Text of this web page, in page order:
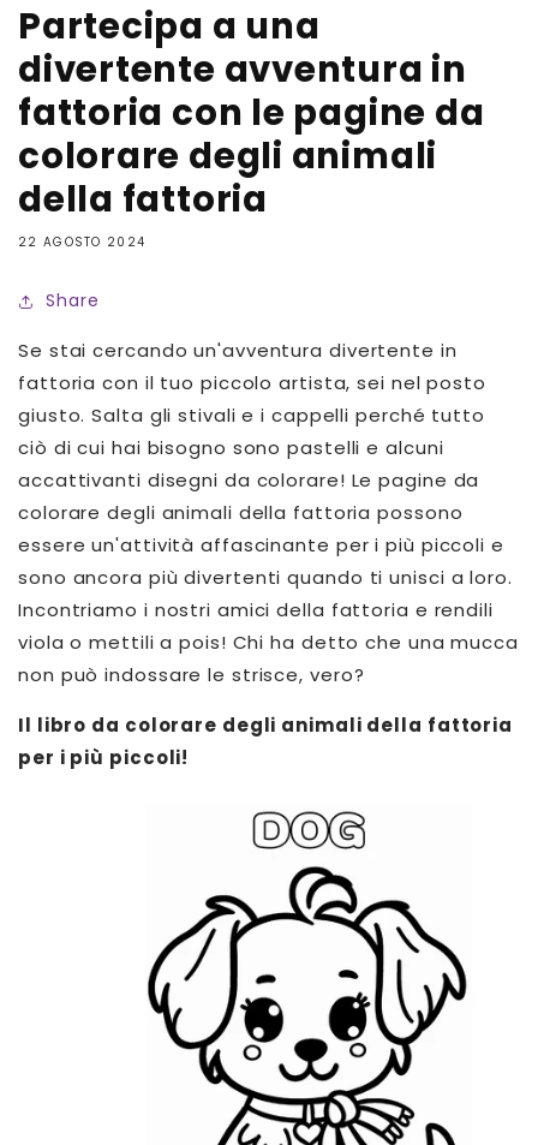
Partecipa a una
divertente avventura in
fattoria con le pagine da
colorare degli animali
della fattoria
22 AGOSTO 2024
Share
Se stai cercando un'avventura divertente in
fattoria con il tuo piccolo artista, sei nel posto
giusto. Salta gli stivali e i cappelli perché tutto
ciò di cui hai bisogno sono pastelli e alcuni
accattivanti disegni da colorare! Le pagine da
colorare degli animali della fattoria possono
essere un'attività affascinante per i più piccoli e
sono ancora più divertenti quando ti unisci a loro.
Incontriamo i nostri amici della fattoria e rendili
viola o mettili a pois! Chi ha detto che una mucca
non può indossare le strisce, vero?
Il libro da colorare degli animali della fattoria
per i più piccoli!